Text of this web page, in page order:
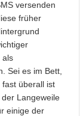
versenden
früher
als
Sei es im Bett,
überall ist
Langeweile
einige der